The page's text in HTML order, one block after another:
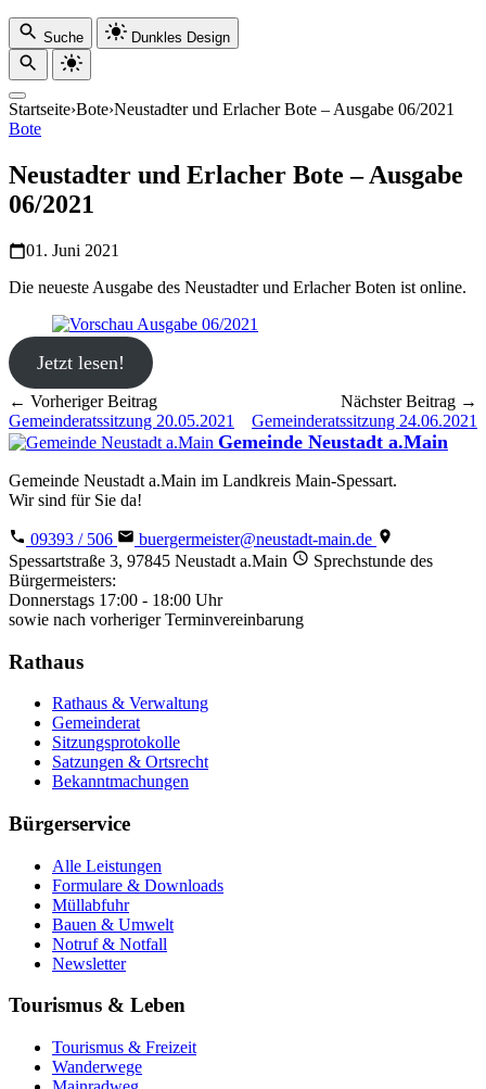
Suche Dunkles Design
Startseite›Bote›Neustadter und Erlacher Bote – Ausgabe 06/2021
Bote
Neustadter und Erlacher Bote – Ausgabe
06/2021
01. Juni 2021
Die neueste Ausgabe des Neustadter und Erlacher Boten ist online.
Jetzt lesen!
← Vorheriger Beitrag
Gemeinderatssitzung 20.05.2021
Nächster Beitrag →
Gemeinderatssitzung 24.06.2021
Gemeinde Neustadt a.Main
Gemeinde Neustadt a.Main im Landkreis Main-Spessart.
Wir sind für Sie da!
09393 / 506
buergermeister@neustadt-main.de
Spessartstraße 3, 97845 Neustadt a.Main
Sprechstunde des
Bürgermeisters:
Donnerstags 17:00 - 18:00 Uhr
sowie nach vorheriger Terminvereinbarung
Rathaus
Rathaus & Verwaltung
Gemeinderat
Sitzungsprotokolle
Satzungen & Ortsrecht
Bekanntmachungen
Bürgerservice
Alle Leistungen
Formulare & Downloads
Müllabfuhr
Bauen & Umwelt
Notruf & Notfall
Newsletter
Tourismus & Leben
Tourismus & Freizeit
Wanderwege